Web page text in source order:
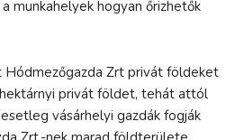
munkahelyek hogyan őrizhetők
Zrt privát földeket
privát földet, tehát attól
vásárhelyi gazdák fogják